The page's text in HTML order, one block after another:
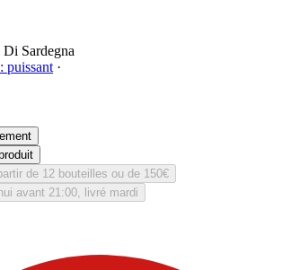
Sardegna
puissant ·
de 12 bouteilles ou de 150€
avant 21:00, livré mardi